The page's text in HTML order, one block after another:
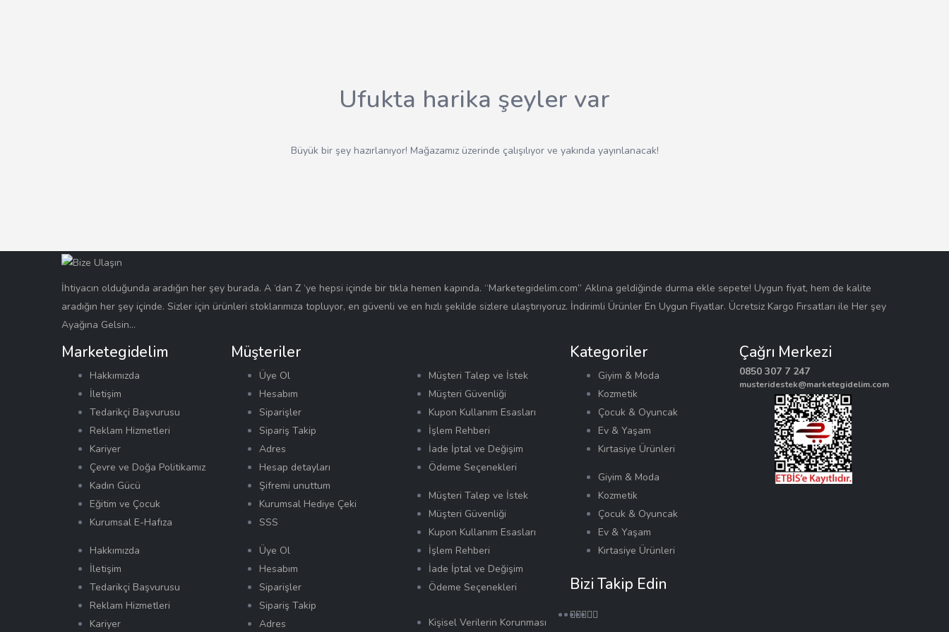
Ufukta harika şeyler var
Büyük bir şey hazırlanıyor! Mağazamız üzerinde çalışılıyor ve yakında yayınlanacak!
İhtiyacın olduğunda aradığın her şey burada. A ‘dan Z ‘ye hepsi içinde bir tıkla hemen kapında. “Marketegidelim.com” Aklına geldiğinde durma ekle sepete! Uygun fiyat, hem de kalite
aradığın her şey içinde. Sizler için ürünleri stoklarımıza topluyor, en güvenli ve en hızlı şekilde sizlere ulaştırıyoruz. İndirimli Ürünler En Uygun Fiyatlar. Ücretsiz Kargo Fırsatları ile Her şey
Ayağına Gelsin…
Marketegidelim
Hakkımızda
İletişim
Tedarikçi Başvurusu
Reklam Hizmetleri
Kariyer
Çevre ve Doğa Politikamız
Kadın Gücü
Eğitim ve Çocuk
Kurumsal E-Hafıza
Hakkımızda
İletişim
Tedarikçi Başvurusu
Reklam Hizmetleri
Kariyer
Müşteriler
Üye Ol
Hesabım
Siparişler
Sipariş Takip
Adres
Hesap detayları
Şifremi unuttum
Kurumsal Hediye Çeki
SSS
Üye Ol
Hesabım
Siparişler
Sipariş Takip
Adres
Müşteri Talep ve İstek
Müşteri Güvenliği
Kupon Kullanım Esasları
İşlem Rehberi
İade İptal ve Değişim
Ödeme Seçenekleri
Müşteri Talep ve İstek
Müşteri Güvenliği
Kupon Kullanım Esasları
İşlem Rehberi
İade İptal ve Değişim
Ödeme Seçenekleri
Kişisel Verilerin Korunması
Kategoriler
Giyim & Moda
Kozmetik
Çocuk & Oyuncak
Ev & Yaşam
Kırtasiye Ürünleri
Giyim & Moda
Kozmetik
Çocuk & Oyuncak
Ev & Yaşam
Kırtasiye Ürünleri
Bizi Takip Edin
Çağrı Merkezi
0850 307 7 247
musteridestek@marketegidelim.com